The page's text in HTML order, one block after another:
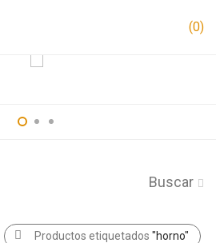
0
Buscar
Productos etiquetados "horno"